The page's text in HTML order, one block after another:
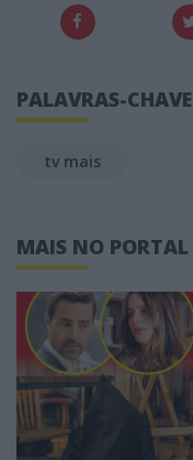
PALAVRAS-CHAVE
tv mais
MAIS NO PORTAL